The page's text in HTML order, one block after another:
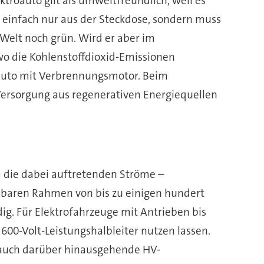
nur aus der Steckdose, sondern muss
noch grün. Wird er aber im
die Kohlenstoffdioxid-Emissionen
mit Verbrennungsmotor. Beim
aus regenerativen Energiequellen
dabei auftretenden Ströme –
Rahmen von bis zu einigen hundert
Für Elektrofahrzeuge mit Antrieben bis
Volt-Leistungshalbleiter nutzen lassen.
darüber hinausgehende HV-